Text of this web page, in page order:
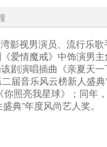
视男演员、流行乐歌
情魔戒》中饰演男
演唱插曲《亲夏天
音乐风云榜新人盛
照亮我星球》；同年
典”年度风尚艺人奖。